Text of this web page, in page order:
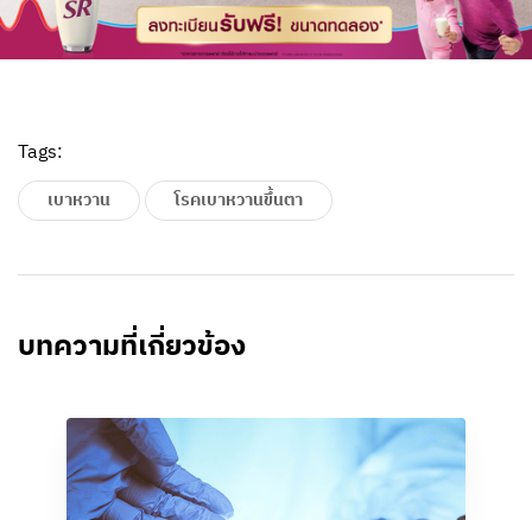
Tags:
เบาหวาน โรคเบาหวานขึ้นตา
บทความที่เกี่ยวข้อง